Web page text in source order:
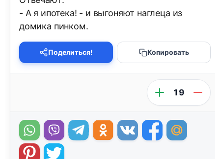
- А я ипотека! - и выгоняют наглеца из
домика пинком.
Поделиться! Копировать
19